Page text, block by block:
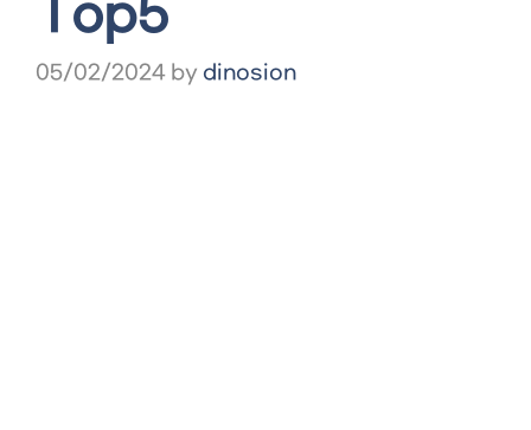
Top5
05/02/2024 by dinosion